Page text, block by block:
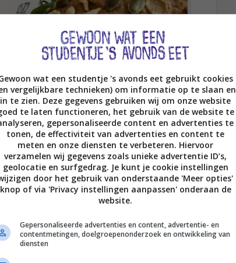
carpaccio van Stach! (oeps #meatfreemonday)
wat een studentje 's avonds eet gebruikt cookies
vergelijkbare technieken) om informatie op te slaan en
in te zien. Deze gegevens gebruiken wij om onze website
te laten functioneren, het gebruik van de website te
gepersonaliseerde content en advertenties te
tonen, de effectiviteit van advertenties en content te
meten en onze diensten te verbeteren. Hiervoor
verzamelen wij gegevens zoals unieke advertentie ID’s,
geolocatie en surfgedrag. Je kunt je cookie instellingen
door het gebruik van onderstaande 'Meer opties'
knop of via 'Privacy instellingen aanpassen' onderaan de
website.
Gepersonaliseerde advertenties en content, advertentie- en
contentmetingen, doelgroepenonderzoek en ontwikkeling van
diensten